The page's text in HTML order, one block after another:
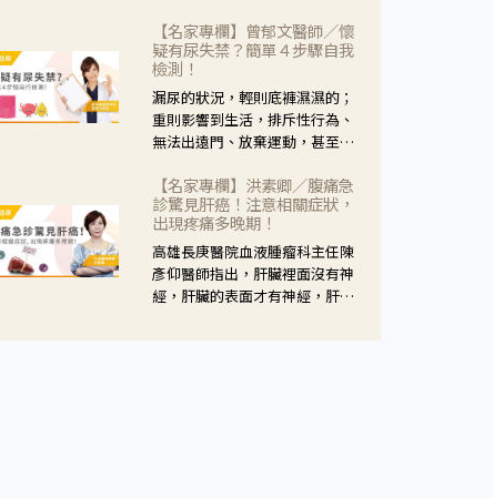
了，這時候就要使用菊花、金銀
花來治療；假如單純的眼睛乾
澀，結膜沒有紅，眼睛周圍沒有
眼屎，這種情況是屬於「陰
虛」，就可以使用枸杞、蓮藕、
麥門冬、山藥等比較滋潤的藥
特別注意用法用量，使用過多或
是浸泡太久，容易腐蝕蔬菜的纖
維，讓菜軟掉不清脆。
【名家專欄】曾郁文醫師／懷
疑有尿失禁？簡單４步驟自我
檢測！
漏尿的狀況，輕則底褲濕濕的；
重則影響到生活，排斥性行為、
無法出遠門、放棄運動，甚至怕
禁」的症狀，長期下來不敢與朋
友往來，低潮陰霾造成憂鬱症。
【名家專欄】洪素卿／腹痛急
診驚見肝癌！注意相關症狀，
出現疼痛多晚期！
高雄長庚醫院血液腫瘤科主任陳
彥仰醫師指出，肝臟裡面沒有神
經，肝臟的表面才有神經，肝臟